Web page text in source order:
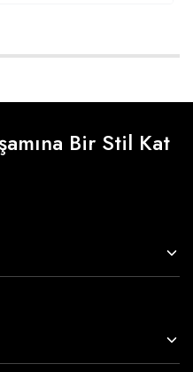
Bir Stil Kat